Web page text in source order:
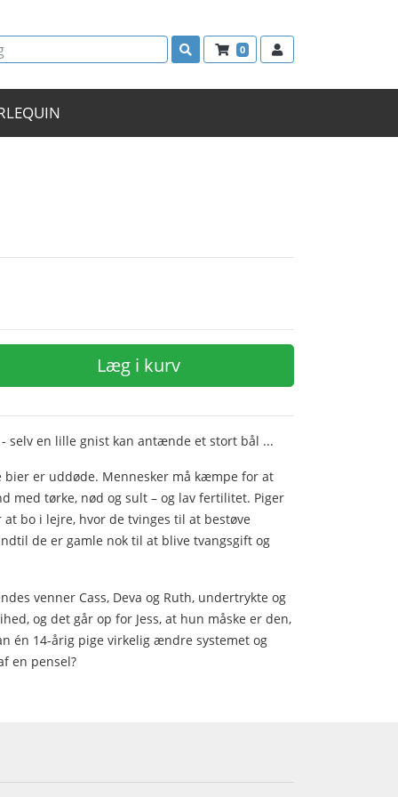
0
Læg i kurv
selv en lille gnist kan antænde et stort bål ...
bier er uddøde. Mennesker må kæmpe for at
med tørke, nød og sult – og lav fertilitet. Piger
bo i lejre, hvor de tvinges til at bestøve
de er gamle nok til at blive tvangsgift og
venner Cass, Deva og Ruth, undertrykte og
og det går op for Jess, at hun måske er den,
én 14-årig pige virkelig ændre systemet og
en pensel?